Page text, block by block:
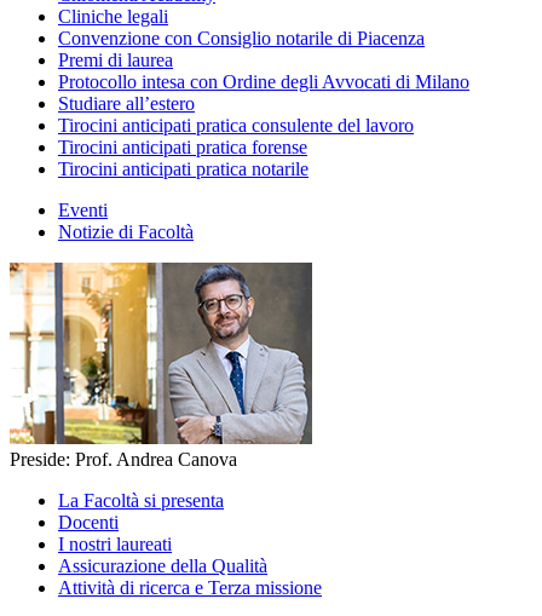
Cliniche legali
Convenzione con Consiglio notarile di Piacenza
Premi di laurea
Protocollo intesa con Ordine degli Avvocati di Milano
Studiare all’estero
Tirocini anticipati pratica consulente del lavoro
Tirocini anticipati pratica forense
Tirocini anticipati pratica notarile
Eventi
Notizie di Facoltà
Preside: Prof. Andrea Canova
La Facoltà si presenta
Docenti
I nostri laureati
Assicurazione della Qualità
Attività di ricerca e Terza missione